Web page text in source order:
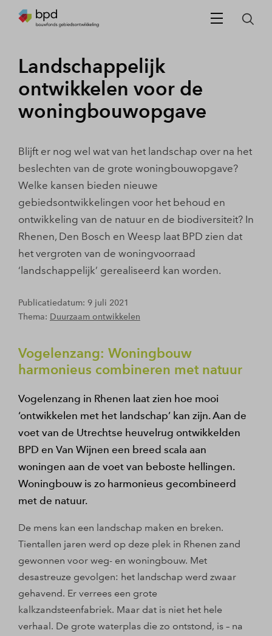
Landschappelijk
ontwikkelen voor de
woningbouwopgave
Blijft er nog wel wat van het landschap over na het
beslechten van de grote woningbouwopgave?
Welke kansen bieden nieuwe
gebiedsontwikkelingen voor het behoud en
ontwikkeling van de natuur en de biodiversiteit? In
Rhenen, Den Bosch en Weesp laat BPD zien dat
het vergroten van de woningvoorraad
‘landschappelijk’ gerealiseerd kan worden.
Publicatiedatum: 9 juli 2021
Thema: Duurzaam ontwikkelen
Vogelenzang: Woningbouw
harmonieus combineren met natuur
Vogelenzang in Rhenen laat zien hoe mooi
‘ontwikkelen met het landschap’ kan zijn. Aan de
voet van de Utrechtse heuvelrug ontwikkelden
BPD en Van Wijnen een breed scala aan
woningen aan de voet van beboste hellingen.
Woningbouw is zo harmonieus gecombineerd
met de natuur.
De mens kan een landschap maken en breken.
Tientallen jaren werd op deze plek in Rhenen zand
gewonnen voor weg- en woningbouw. Met
desastreuze gevolgen: het landschap werd zwaar
gehavend. Er verrees een grote
kalkzandsteenfabriek. Maar dat is niet het hele
verhaal. De grote waterplas die zo ontstond, is – na